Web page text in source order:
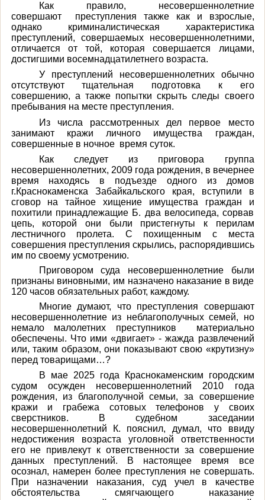
Как правило, несовершеннолетние
совершают преступления также как и взрослые,
однако криминалистическая характеристика
преступлений, совершаемых несовершеннолетними,
отличается от той, которая совершается лицами,
достигшими восемнадцатилетнего возраста.
У преступлений несовершеннолетних обычно
отсутствуют тщательная подготовка к его
совершению, а также попытки скрыть следы своего
пребывания на месте преступления.
Из числа рассмотренных дел первое место
занимают кражи личного имущества граждан,
совершенные в ночное время суток.
Как следует из приговора группа
несовершеннолетних, 2009 года рождения, в вечернее
время находясь в подъезде одного из домов
г.Краснокаменска Забайкальского края, вступили в
сговор на тайное хищение имущества граждан и
похитили принадлежащие Б. два велосипеда, сорвав
цепь, которой они были пристегнуты к перилам
лестничного пролета. С похищенным с места
совершения преступления скрылись, распорядившись
им по своему усмотрению.
Приговором суда несовершеннолетние были
признаны виновными, им назначено наказание в виде
120 часов обязательных работ, каждому.
Многие думают, что преступления совершают
несовершеннолетние из неблагополучных семей, но
немало малолетних преступников
материально
обеспечены. Что ими «двигает» - жажда развлечений
или, таким образом, они показывают свою «крутизну»
перед товарищами…?
В мае 2025 года Краснокаменским городским
судом осужден несовершеннолетний 2010 года
рождения, из благополучной семьи, за совершение
кражи и грабежа сотовых телефонов у своих
сверстников. В судебном заседании
несовершеннолетний К. пояснил, думал, что ввиду
недостижения возраста уголовной ответственности
его не привлекут к ответственности за совершение
данных преступлений. В настоящее время все
осознал, намерен более преступления не совершать.
При назначении наказания, суд учел в качестве
обстоятельства смягчающего наказание